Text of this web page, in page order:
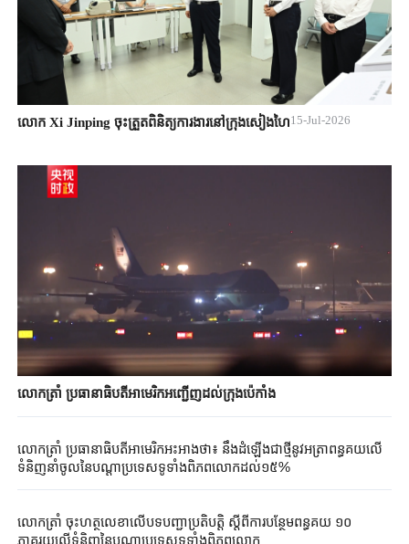
លោក Xi Jinping ចុះត្រួតពិនិត្យការងារនៅក្រុងសៀងហៃ15-Jul-2026
លោកត្រាំ ប្រធានាធិបតីអាមេរិកអញ្ជើញដល់ក្រុងប៉េកាំង
លោកត្រាំ ប្រធានាធិបតីអាមេរិកអះអាងថា៖ នឹងដំឡើងជាថ្មីនូវអត្រាពន្ធគយលើ
ទំនិញនាំចូលនៃបណ្តាប្រទេសទូទាំងពិភពលោកដល់១៥%
លោកត្រាំ ចុះហត្ថលេខាលើបទបញ្ជាប្រតិបត្តិ ស្តីពីការបន្ថែមពន្ធគយ ១០
ភាគរយលើទំនិញនៃបណ្តាប្រទេសទូទាំងពិភពលោក